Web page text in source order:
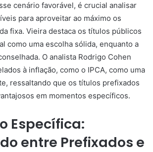
cenário favorável, é crucial analisar
para aproveitar ao máximo os
fixa. Vieira destaca os títulos públicos
como uma escolha sólida, enquanto a
O analista Rodrigo Cohen
à inflação, como o IPCA, como uma
ressaltando que os títulos prefixados
em momentos específicos.
Específica:
entre Prefixados e